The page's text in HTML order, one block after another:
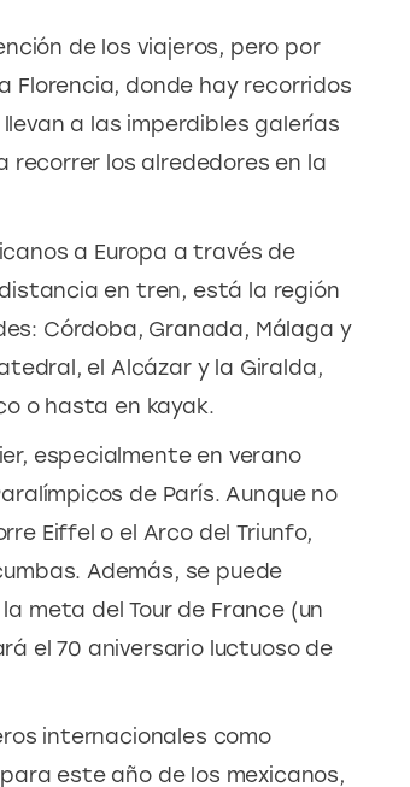
de los viajeros, pero por
Florencia, donde hay recorridos
a las imperdibles galerías
recorrer los alrededores en la
a Europa a través de
en tren, está la región
Córdoba, Granada, Málaga y
el Alcázar y la Giralda,
o hasta en kayak.
especialmente en verano
de París. Aunque no
Eiffel o el Arco del Triunfo,
Además, se puede
meta del Tour de France (un
el 70 aniversario luctuoso de
internacionales como
este año de los mexicanos,